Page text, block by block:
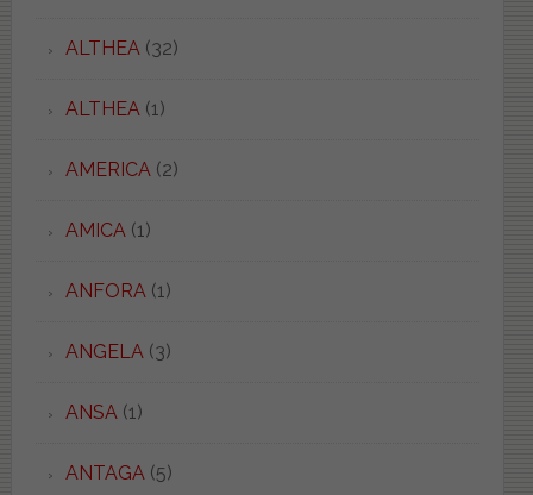
ALTHEA (32)
ALTHEA (1)
AMERICA (2)
AMICA (1)
ANFORA (1)
ANGELA (3)
ANSA (1)
ANTAGA (5)